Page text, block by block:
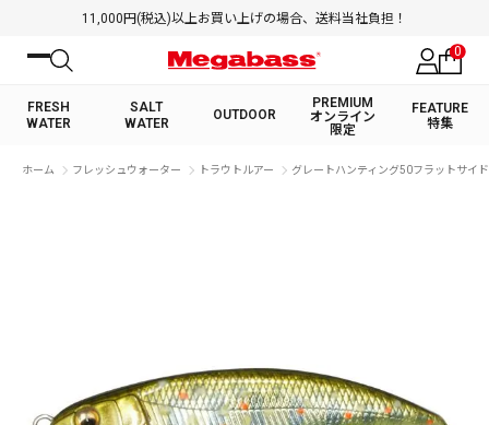
11,000円(税込)以上お買い上げの場合、送料当社負担！
0
FRESH
WATER
SALT
WATER
OUTDOOR
PREMIUM
オンライン
限定
FEATURE
特集
絞り込み検索
PREMIUM オンライン限定
ホーム フレッシュウォーター トラウトルアー グレートハンティング50フラットサイ